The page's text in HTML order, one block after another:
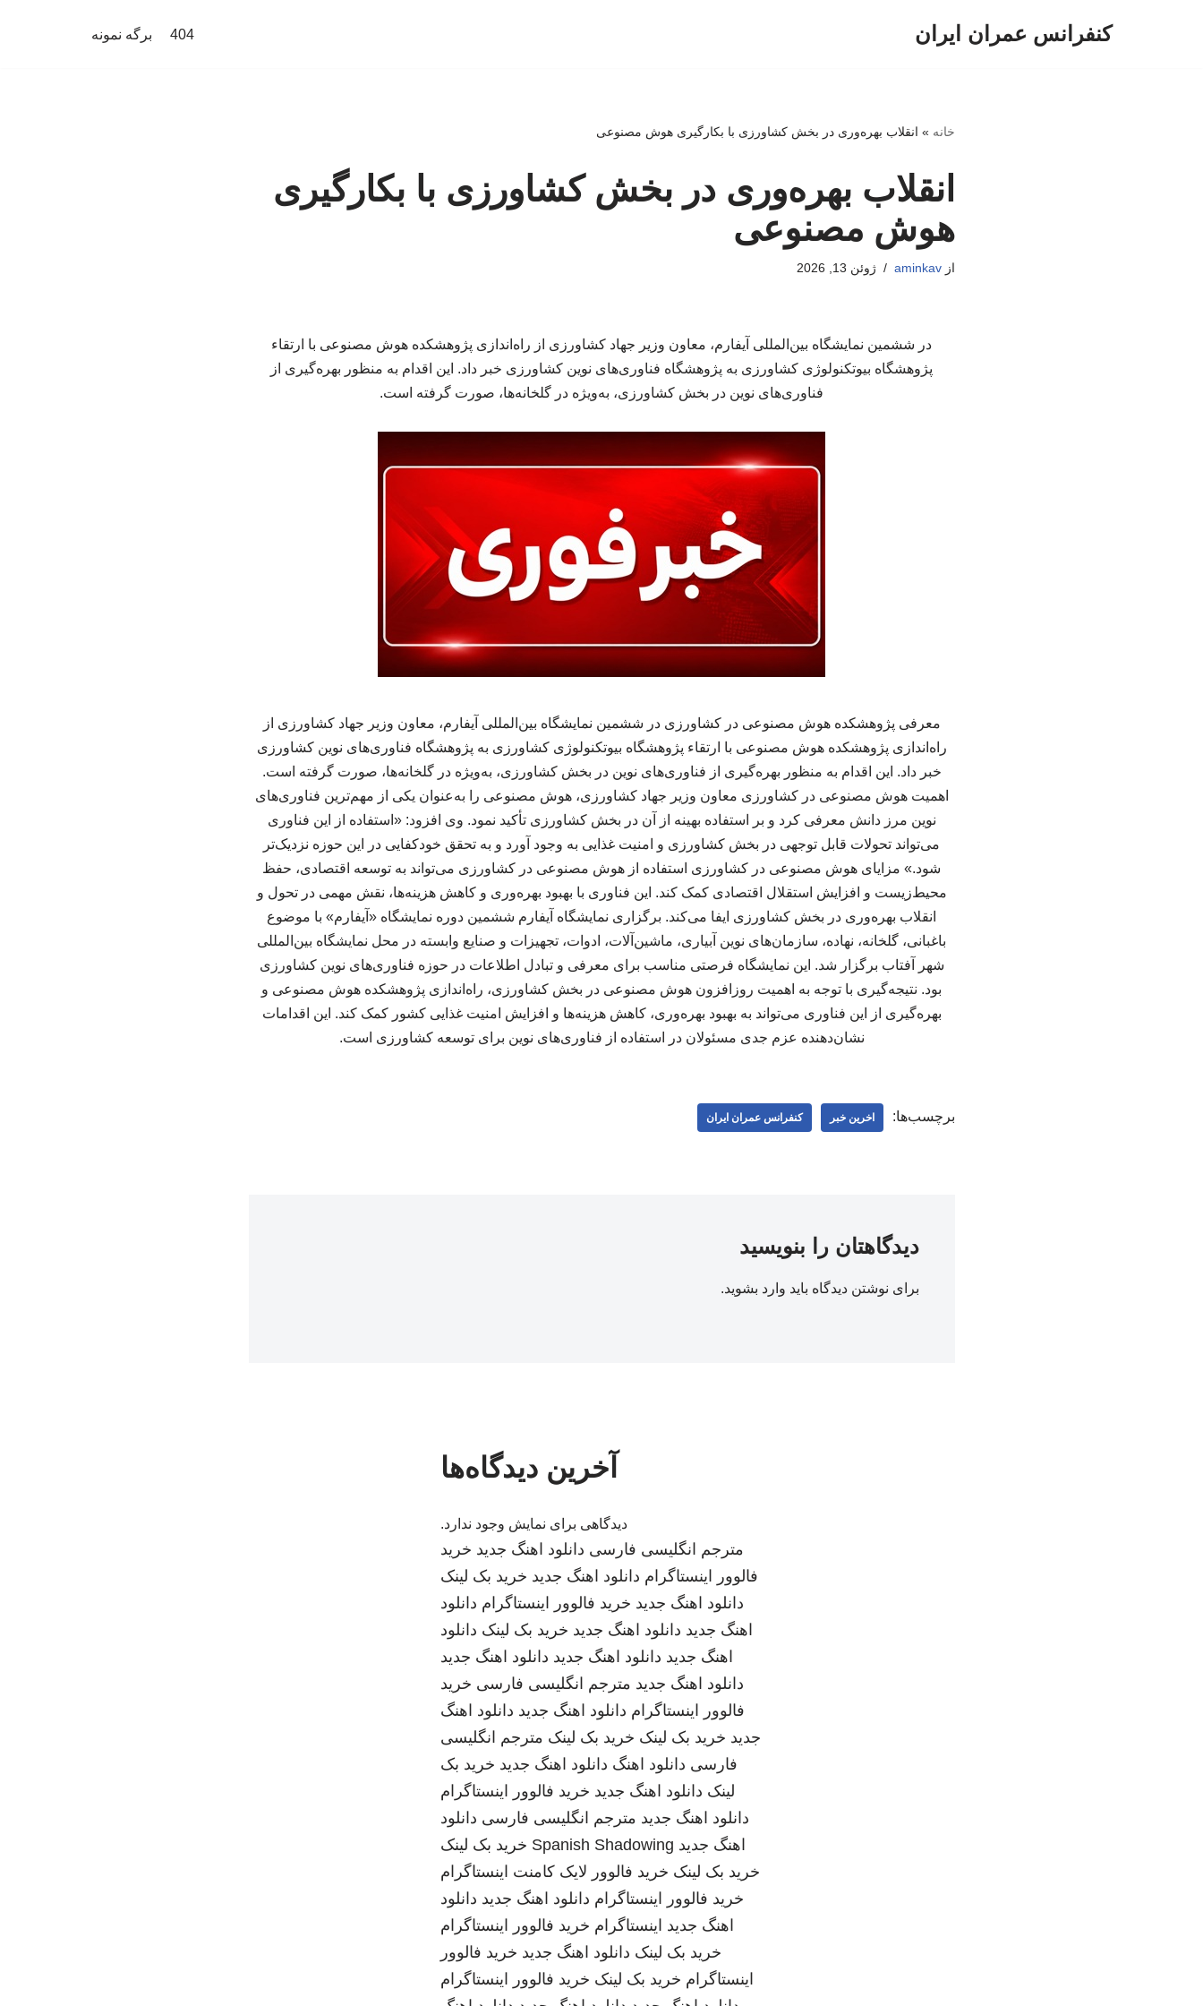
کنفرانس عمران ایران 404 برگه نمونه
خانه » انقلاب بهره‌وری در بخش کشاورزی با بکارگیری هوش مصنوعی
انقلاب بهره‌وری در بخش کشاورزی با بکارگیری
هوش مصنوعی
ازaminkav ژوئن 13, 2026
در ششمین نمایشگاه بین‌المللی آیفارم، معاون وزیر جهاد کشاورزی از راه‌اندازی پژوهشکده هوش مصنوعی با ارتقاء
پژوهشگاه بیوتکنولوژی کشاورزی به پژوهشگاه فناوری‌های نوین کشاورزی خبر داد. این اقدام به منظور بهره‌گیری از
فناوری‌های نوین در بخش کشاورزی، به‌ویژه در گلخانه‌ها، صورت گرفته است.
معرفی پژوهشکده هوش مصنوعی در کشاورزی در ششمین نمایشگاه بین‌المللی آیفارم، معاون وزیر جهاد کشاورزی از
راه‌اندازی پژوهشکده هوش مصنوعی با ارتقاء پژوهشگاه بیوتکنولوژی کشاورزی به پژوهشگاه فناوری‌های نوین کشاورزی
خبر داد. این اقدام به منظور بهره‌گیری از فناوری‌های نوین در بخش کشاورزی، به‌ویژه در گلخانه‌ها، صورت گرفته است.
اهمیت هوش مصنوعی در کشاورزی معاون وزیر جهاد کشاورزی، هوش مصنوعی را به‌عنوان یکی از مهم‌ترین فناوری‌های
نوین مرز دانش معرفی کرد و بر استفاده بهینه از آن در بخش کشاورزی تأکید نمود. وی افزود: «استفاده از این فناوری
می‌تواند تحولات قابل توجهی در بخش کشاورزی و امنیت غذایی به وجود آورد و به تحقق خودکفایی در این حوزه نزدیک‌تر
شود.» مزایای هوش مصنوعی در کشاورزی استفاده از هوش مصنوعی در کشاورزی می‌تواند به توسعه اقتصادی، حفظ
محیط‌زیست و افزایش استقلال اقتصادی کمک کند. این فناوری با بهبود بهره‌وری و کاهش هزینه‌ها، نقش مهمی در تحول و
انقلاب بهره‌وری در بخش کشاورزی ایفا می‌کند. برگزاری نمایشگاه آیفارم ششمین دوره نمایشگاه «آیفارم» با موضوع
باغبانی، گلخانه، نهاده، سازمان‌های نوین آبیاری، ماشین‌آلات، ادوات، تجهیزات و صنایع وابسته در محل نمایشگاه بین‌المللی
شهر آفتاب برگزار شد. این نمایشگاه فرصتی مناسب برای معرفی و تبادل اطلاعات در حوزه فناوری‌های نوین کشاورزی
بود. نتیجه‌گیری با توجه به اهمیت روزافزون هوش مصنوعی در بخش کشاورزی، راه‌اندازی پژوهشکده هوش مصنوعی و
بهره‌گیری از این فناوری می‌تواند به بهبود بهره‌وری، کاهش هزینه‌ها و افزایش امنیت غذایی کشور کمک کند. این اقدامات
نشان‌دهنده عزم جدی مسئولان در استفاده از فناوری‌های نوین برای توسعه کشاورزی است.
برچسب‌ها: اخرین خبر کنفرانس عمران ایران
دیدگاهتان را بنویسید
برای نوشتن دیدگاه باید وارد بشوید.
آخرین دیدگاه‌ها
دیدگاهی برای نمایش وجود ندارد.
مترجم انگلیسی فارسی دانلود اهنگ جدید خرید
فالوور اینستاگرام دانلود اهنگ جدید خرید بک لینک
دانلود اهنگ جدید خرید فالوور اینستاگرام دانلود
اهنگ جدید دانلود اهنگ جدید خرید بک لینک دانلود
اهنگ جدید دانلود اهنگ جدید دانلود اهنگ جدید
دانلود اهنگ جدید مترجم انگلیسی فارسی خرید
فالوور اینستاگرام دانلود اهنگ جدید دانلود اهنگ
جدید خرید بک لینک خرید بک لینک مترجم انگلیسی
فارسی دانلود اهنگ دانلود اهنگ جدید خرید بک
لینک دانلود اهنگ جدید خرید فالوور اینستاگرام
دانلود اهنگ جدید مترجم انگلیسی فارسی دانلود
اهنگ جدید Spanish Shadowing خرید بک لینک
خرید بک لینک خرید فالوور لایک کامنت اینستاگرام
خرید فالوور اینستاگرام دانلود اهنگ جدید دانلود
اهنگ جدید اینستاگرام خرید فالوور اینستاگرام
خرید بک لینک دانلود اهنگ جدید خرید فالوور
اینستاگرام خرید بک لینک خرید فالوور اینستاگرام